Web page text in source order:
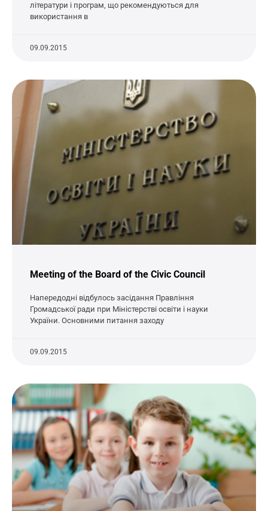
літератури і програм, що рекомендуються для
використання в
09.09.2015
Meeting of the Board of the Civic Council
Напередодні відбулось засідання Правління
Громадської ради при Міністерстві освіти і науки
України. Основними питання заходу
09.09.2015